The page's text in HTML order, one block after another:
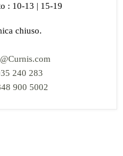
: 10-13 | 15-19
chiuso.
240 283
900 5002